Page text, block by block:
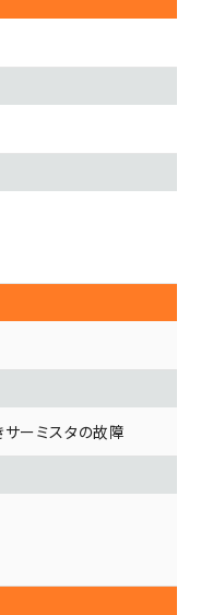
ーミスタの故障